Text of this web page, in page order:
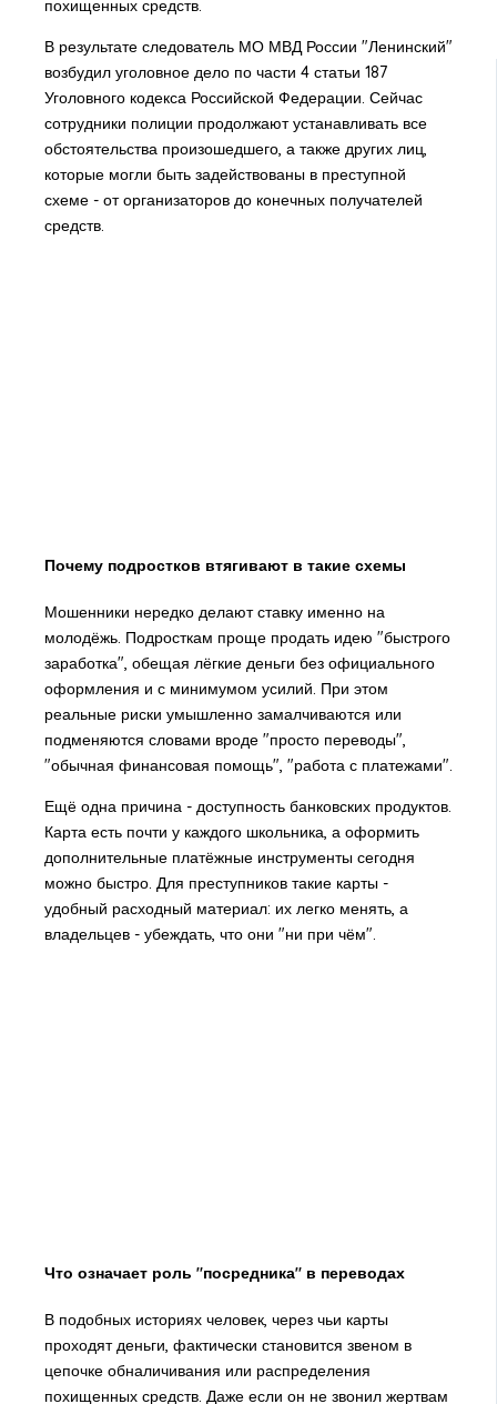
похищенных средств.
В результате следователь МО МВД России "Ленинский"
возбудил уголовное дело по части 4 статьи 187
Уголовного кодекса Российской Федерации. Сейчас
сотрудники полиции продолжают устанавливать все
обстоятельства произошедшего, а также других лиц,
которые могли быть задействованы в преступной
схеме - от организаторов до конечных получателей
средств.
Почему подростков втягивают в такие схемы
Мошенники нередко делают ставку именно на
молодёжь. Подросткам проще продать идею "быстрого
заработка", обещая лёгкие деньги без официального
оформления и с минимумом усилий. При этом
реальные риски умышленно замалчиваются или
подменяются словами вроде "просто переводы",
"обычная финансовая помощь", "работа с платежами".
Ещё одна причина - доступность банковских продуктов.
Карта есть почти у каждого школьника, а оформить
дополнительные платёжные инструменты сегодня
можно быстро. Для преступников такие карты -
удобный расходный материал: их легко менять, а
владельцев - убеждать, что они "ни при чём".
Что означает роль "посредника" в переводах
В подобных историях человек, через чьи карты
проходят деньги, фактически становится звеном в
цепочке обналичивания или распределения
похищенных средств. Даже если он не звонил жертвам